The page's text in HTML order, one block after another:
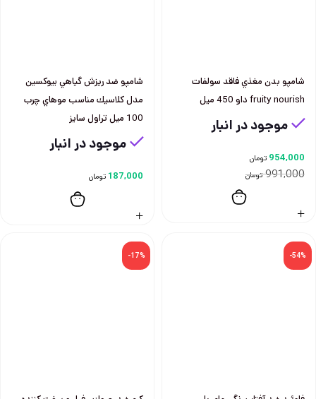
شامپو بدن مغذي فاقد سولفات
fruity nourish داو 450 ميل
موجود در انبار
991,000 تومان
954,000 تومان
شامپو ضد ريزش گياهي بيوكسين
مدل كلاسيك مناسب موهاي چرب
100 ميل تراول سايز
موجود در انبار
187,000 تومان
-54%
-17%